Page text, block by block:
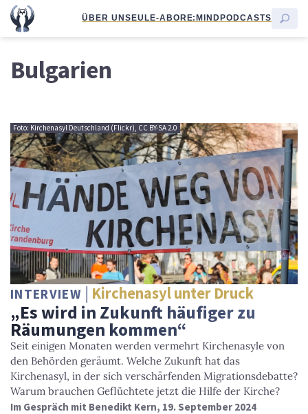
ÜBER UNSEULE-ABORE:MINDPODCASTS
Bulgarien
Foto: Kirchenasyl Deutschland (Flickr), CC BY-SA 2.0
INTERVIEW Kirchenasyl unter Druck
„Es wird in Zukunft häufiger zu
Räumungen kommen“
Seit einigen Monaten werden vermehrt Kirchenasyle von
den Behörden geräumt. Welche Zukunft hat das
Kirchenasyl, in der sich verschärfenden Migrationsdebatte?
Warum brauchen Geflüchtete jetzt die Hilfe der Kirche?
Im Gespräch mit Benedikt Kern, 19. September 2024